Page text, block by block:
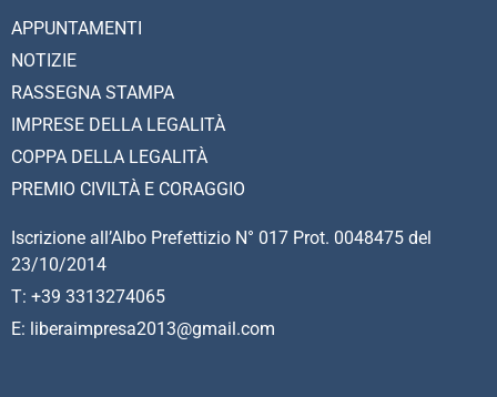
APPUNTAMENTI
NOTIZIE
RASSEGNA STAMPA
IMPRESE DELLA LEGALITÀ
COPPA DELLA LEGALITÀ
PREMIO CIVILTÀ E CORAGGIO
Iscrizione all’Albo Prefettizio N° 017 Prot. 0048475 del
23/10/2014
T: +39 3313274065
E: liberaimpresa2013@gmail.com